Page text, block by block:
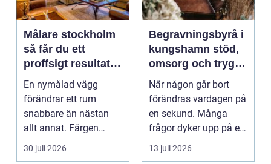
Målare stockholm
så får du ett
proffsigt resultat
hemma
En nymålad vägg
förändrar ett rum
snabbare än nästan
allt annat. Färgen
påverkar hur vi
upplever lju...
30 juli 2026
Begravningsbyrå i
kungshamn stöd,
omsorg och trygg
vägledning
När någon går bort
förändras vardagen på
en sekund. Många
frågor dyker upp på en
gång: Vad händer nu...
13 juli 2026